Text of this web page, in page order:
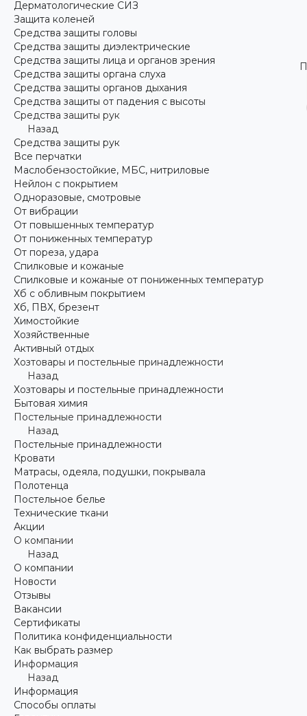
Дерматологические СИЗ
Защита коленей
Средства защиты головы
Средства защиты диэлектрические
Средства защиты лица и органов зрения
Средства защиты органа слуха
Средства защиты органов дыхания
Средства защиты от падения с высоты
Средства защиты рук
Назад
Средства защиты рук
Все перчатки
Маслобензостойкие, МБС, нитриловые
Нейлон с покрытием
Одноразовые, смотровые
От вибрации
От повышенных температур
От пониженных температур
От пореза, удара
Спилковые и кожаные
Спилковые и кожаные от пониженных температур
Хб с обливным покрытием
Хб, ПВХ, брезент
Химостойкие
Хозяйственные
Активный отдых
Хозтовары и постельные принадлежности
Назад
Хозтовары и постельные принадлежности
Бытовая химия
Постельные принадлежности
Назад
Постельные принадлежности
Кровати
Матрасы, одеяла, подушки, покрывала
Полотенца
Постельное белье
Технические ткани
Акции
О компании
Назад
О компании
Новости
Отзывы
Вакансии
Сертификаты
Политика конфиденциальности
Как выбрать размер
Информация
Назад
Информация
Способы оплаты